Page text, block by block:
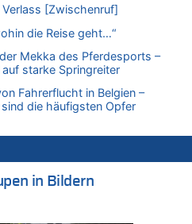
Meyer zu
so niedrig wie noch nie
zu
drei Autofahrern das
zu
Untersuchung von Vias
zu
neuer Nationalcoach der Roten
große Ehre“
zu
[Zwischenruf]
die Reise geht…“
Mekka des Pferdesports –
starke Springreiter
Fahrerflucht in Belgien –
die häufigsten Opfer
in Bildern